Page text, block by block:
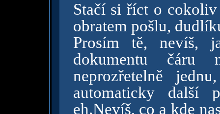
Stačí si říct o
obratem pošlu,
Prosím tě, nevíš,
dokumentu čáru
neprozřetelně
automaticky další
eh.Nevíš, co a kde